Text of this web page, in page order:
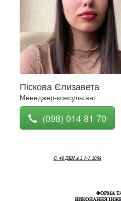
Піскова Єлизавета
Менеджер-консультант
(098) 014 81 70